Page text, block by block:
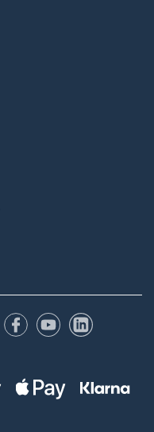
Facebook
YouTubeLinkedIn